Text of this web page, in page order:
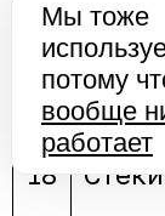
16
(М-
17
18
Мы тоже
потому
вообще
работает